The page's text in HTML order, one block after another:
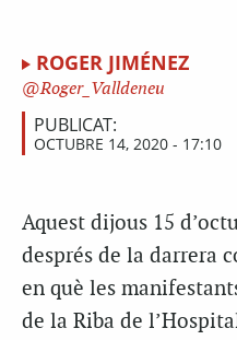
ROGER JIMÉNEZ
Roger_Valldeneu
PUBLICAT:
OCTUBRE 14, 2020 - 17:10
Aquest dijous 15
després de la darrera
en què les
de la Riba de